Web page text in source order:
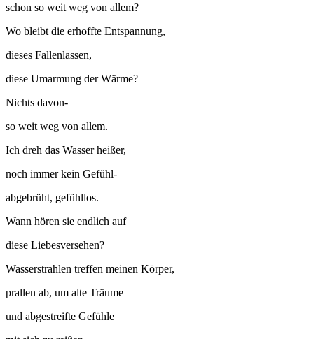
schon so weit weg von allem?
Wo bleibt die erhoffte Entspannung,
dieses Fallenlassen,
diese Umarmung der Wärme?
Nichts davon-
so weit weg von allem.
Ich dreh das Wasser heißer,
noch immer kein Gefühl-
abgebrüht, gefühllos.
Wann hören sie endlich auf
diese Liebesversehen?
Wasserstrahlen treffen meinen Körper,
prallen ab, um alte Träume
und abgestreifte Gefühle